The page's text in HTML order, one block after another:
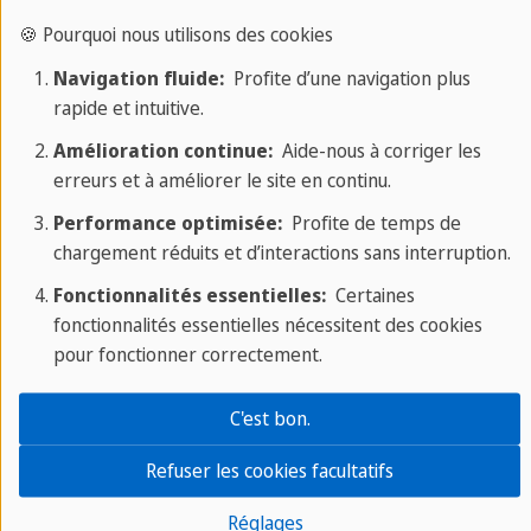
internationaux
, permettant ainsi à chacun de
pratiquer l'anglais tous les jours, en classe ou
après les cours pendant les repas et activités.
Pour les juniors
Notre séjour linguistique à Vancouver est idéal
pour les étudiants âgés de 14 à 21 ans
Cours d'anglais
A Vancouver, notre cours d'anglais standard vous
🍪 Pourquoi nous utilisons des cookies
Navigation fluide:Profite d’une navigation plus
rapide et intuitive.
Amélioration continue:Aide-nous à corriger les
erreurs et à améliorer le site en continu.
Performance optimisée:Profite de temps de
chargement réduits et d’interactions sans interruption.
Fonctionnalités essentielles:Certaines
fonctionnalités essentielles nécessitent des cookies
pour fonctionner correctement.
Réglages
Refuser les cookies facultatifs
C'est bon.